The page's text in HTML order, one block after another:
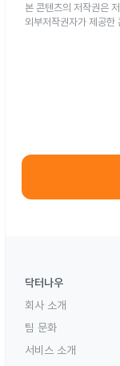
본 콘텐츠의 저작권은
외부저작권자가 제공한
닥터나우
회사 소개
팀 문화
서비스 소개